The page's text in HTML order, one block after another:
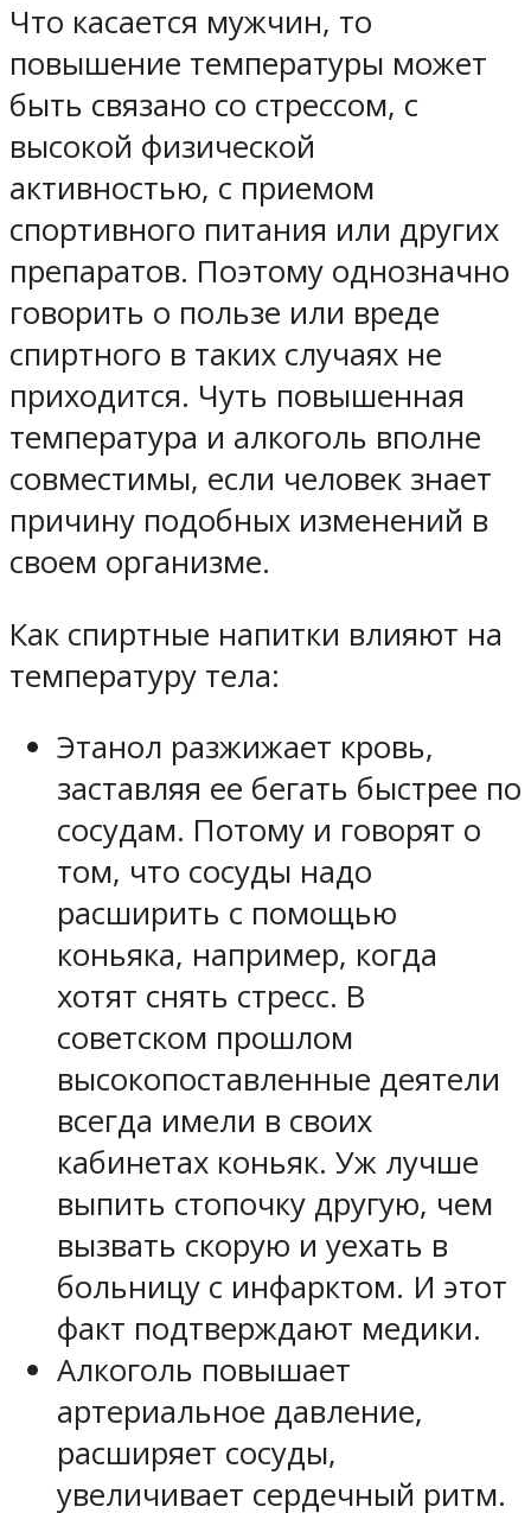
Что касается мужчин, то
повышение температуры может
быть связано со стрессом, с
высокой физической
активностью, с приемом
спортивного питания или других
препаратов. Поэтому однозначно
говорить о пользе или вреде
спиртного в таких случаях не
приходится. Чуть повышенная
температура и алкоголь вполне
совместимы, если человек знает
причину подобных изменений в
своем организме.
Как спиртные напитки влияют на
температуру тела:
Этанол разжижает кровь,
заставляя ее бегать быстрее по
сосудам. Потому и говорят о
том, что сосуды надо
расширить с помощью
коньяка, например, когда
хотят снять стресс. В
советском прошлом
высокопоставленные деятели
всегда имели в своих
кабинетах коньяк. Уж лучше
выпить стопочку другую, чем
вызвать скорую и уехать в
больницу с инфарктом. И этот
факт подтверждают медики.
Алкоголь повышает
артериальное давление,
расширяет сосуды,
увеличивает сердечный ритм.